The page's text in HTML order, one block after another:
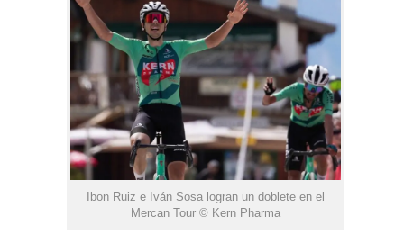
Ibon Ruiz e Iván Sosa logran un doblete en el
Mercan Tour © Kern Pharma